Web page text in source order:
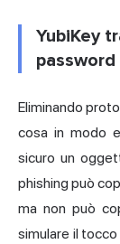
YubiKey
password
Eliminando
cosa in modo
sicuro un
phishing può
ma non può
simulare il